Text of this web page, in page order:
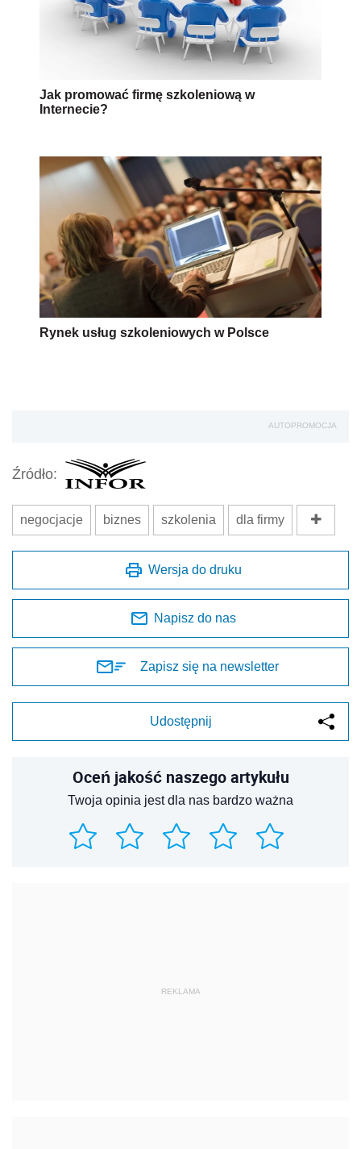
Jak promować firmę szkoleniową w
Internecie?
Rynek usług szkoleniowych w Polsce
AUTOPROMOCJA
Źródło:
negocjacje biznes szkolenia dla firmy
Wersja do druku
Napisz do nas
Zapisz się na newsletter
Udostępnij
Oceń jakość naszego artykułu
Twoja opinia jest dla nas bardzo ważna
REKLAMA